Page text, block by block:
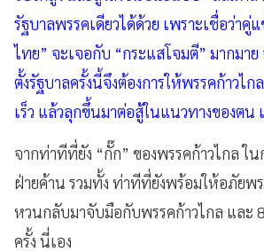
รัฐบาลพรรคเดียวได้ด้วย เพราะเชื่อว่าคู่
ไทย” จะเจอกับ “กระแสโจมตี” มากมา
ตั้งรัฐบาลครั้งนี้จึงต้องการให้พรรคก้าวไ
เร็ว แล้วลุกขึ้นมาต่อสู้ในแนวทางของตน
จากท่าทีที่ยัง “กั๊ก” ของพรรคก้าวไกล ใ
ฝ่ายค้าน รวมทั้ง ท่าทีที่ยังพร้อมให้อภัยพ
หวนกลับมาจับมือกับพรรคก้าวไกล และ
ครั้ง นี่เอง